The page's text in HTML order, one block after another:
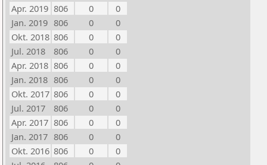
Apr. 2019 806 0
0
Jan. 2019 806 0
0
Okt. 2018 806 0
0
Jul. 2018
806 0
0
Apr. 2018 806 0
0
Jan. 2018 806 0
0
Okt. 2017 806 0
0
Jul. 2017
806 0
0
Apr. 2017 806 0
0
Jan. 2017 806 0
0
Okt. 2016 806 0
0